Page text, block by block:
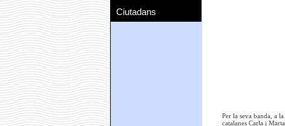
Ciutadans
Per la seva banda, a
catalanes Carla i